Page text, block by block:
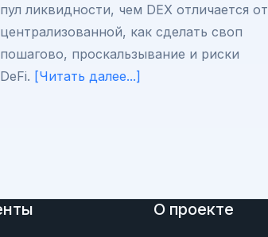
пул ликвидности, чем DEX отличается от
централизованной, как сделать своп
пошагово, проскальзывание и риски
DeFi. [Читать далее...]
О проекте